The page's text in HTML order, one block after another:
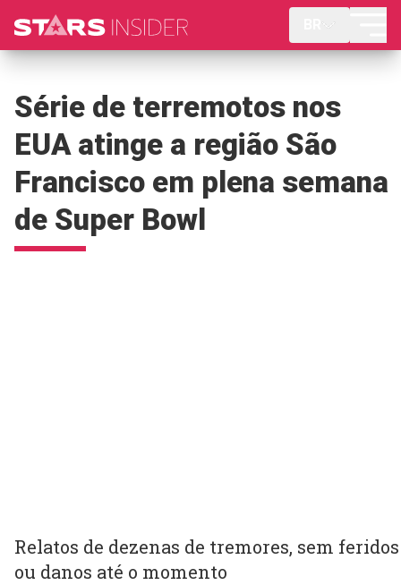
Série de terremotos nos
EUA atinge a região São
Francisco em plena semana
de Super Bowl
Relatos de dezenas de tremores, sem feridos
ou danos até o momento